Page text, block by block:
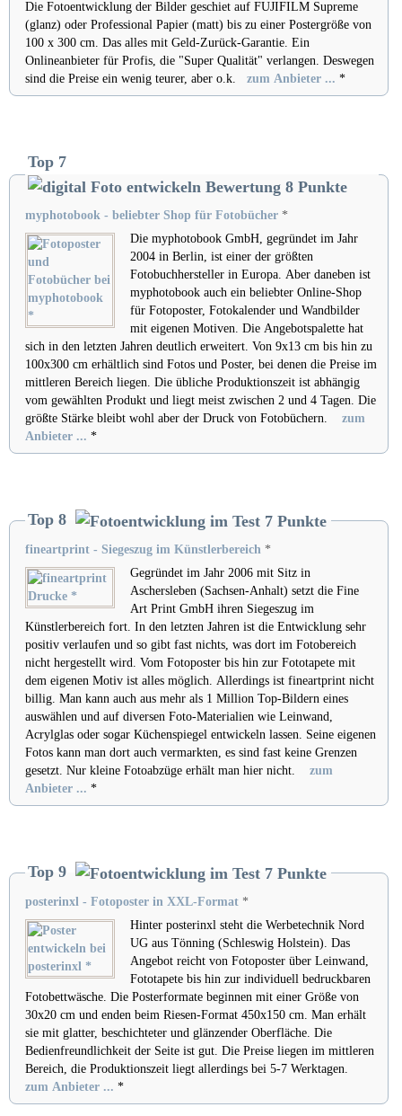
Die Fotoentwicklung der Bilder geschiet auf FUJIFILM Supreme
(glanz) oder Professional Papier (matt) bis zu einer Postergröße von
100 x 300 cm. Das alles mit Geld-Zurück-Garantie. Ein
Onlineanbieter für Profis, die "Super Qualität" verlangen. Deswegen
sind die Preise ein wenig teurer, aber o.k. zum Anbieter ... *
Top 7
myphotobook - beliebter Shop für Fotobücher *
Die myphotobook GmbH, gegründet im Jahr
2004 in Berlin, ist einer der größten
Fotobuchhersteller in Europa. Aber daneben ist
myphotobook auch ein beliebter Online-Shop
für Fotoposter, Fotokalender und Wandbilder
mit eigenen Motiven. Die Angebotspalette hat
sich in den letzten Jahren deutlich erweitert. Von 9x13 cm bis hin zu
100x300 cm erhältlich sind Fotos und Poster, bei denen die Preise im
mittleren Bereich liegen. Die übliche Produktionszeit ist abhängig
vom gewählten Produkt und liegt meist zwischen 2 und 4 Tagen. Die
größte Stärke bleibt wohl aber der Druck von Fotobüchern. zum
Anbieter ... *
Top 8
fineartprint - Siegeszug im Künstlerbereich *
Gegründet im Jahr 2006 mit Sitz in
Aschersleben (Sachsen-Anhalt) setzt die Fine
Art Print GmbH ihren Siegeszug im
Künstlerbereich fort. In den letzten Jahren ist die Entwicklung sehr
positiv verlaufen und so gibt fast nichts, was dort im Fotobereich
nicht hergestellt wird. Vom Fotoposter bis hin zur Fototapete mit
dem eigenen Motiv ist alles möglich. Allerdings ist fineartprint nicht
billig. Man kann auch aus mehr als 1 Million Top-Bildern eines
auswählen und auf diversen Foto-Materialien wie Leinwand,
Acrylglas oder sogar Küchenspiegel entwickeln lassen. Seine eigenen
Fotos kann man dort auch vermarkten, es sind fast keine Grenzen
gesetzt. Nur kleine Fotoabzüge erhält man hier nicht. zum
Anbieter ... *
Top 9
posterinxl - Fotoposter in XXL-Format *
Hinter posterinxl steht die Werbetechnik Nord
UG aus Tönning (Schleswig Holstein). Das
Angebot reicht von Fotoposter über Leinwand,
Fototapete bis hin zur individuell bedruckbaren
Fotobettwäsche. Die Posterformate beginnen mit einer Größe von
30x20 cm und enden beim Riesen-Format 450x150 cm. Man erhält
sie mit glatter, beschichteter und glänzender Oberfläche. Die
Bedienfreundlichkeit der Seite ist gut. Die Preise liegen im mittleren
Bereich, die Produktionszeit liegt allerdings bei 5-7 Werktagen.
zum Anbieter ... *